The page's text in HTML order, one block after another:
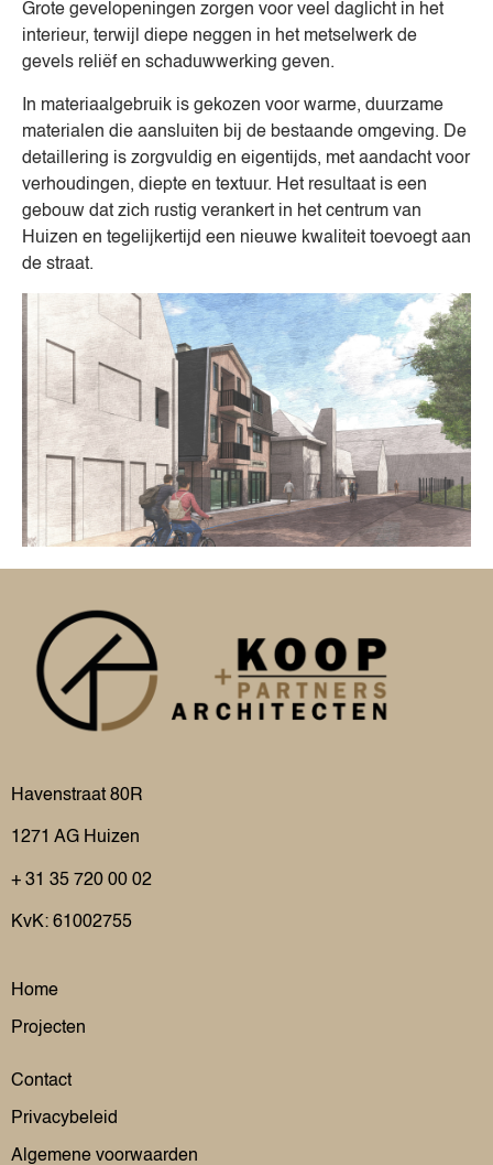
Grote gevelopeningen zorgen voor veel daglicht in het
interieur, terwijl diepe neggen in het metselwerk de
gevels reliëf en schaduwwerking geven.
In materiaalgebruik is gekozen voor warme, duurzame
materialen die aansluiten bij de bestaande omgeving. De
detaillering is zorgvuldig en eigentijds, met aandacht voor
verhoudingen, diepte en textuur. Het resultaat is een
gebouw dat zich rustig verankert in het centrum van
Huizen en tegelijkertijd een nieuwe kwaliteit toevoegt aan
de straat.
Havenstraat 80R
1271 AG Huizen
+ 31 35 720 00 02
KvK: 61002755
Home
Projecten
Contact
Privacybeleid
Algemene voorwaarden